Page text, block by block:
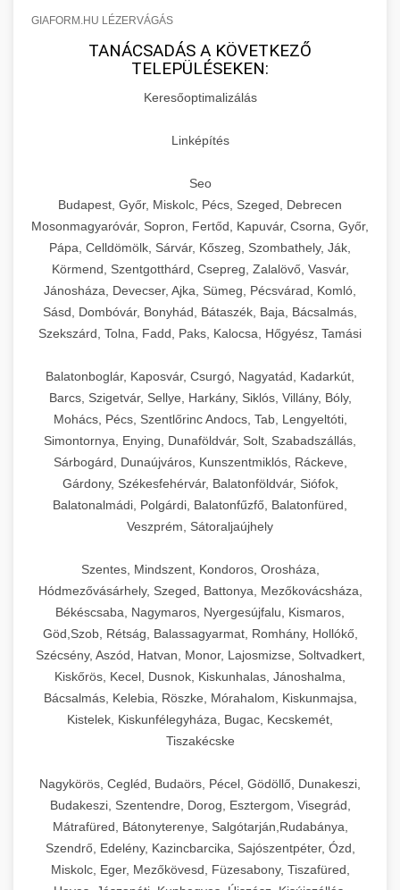
GIAFORM.HU LÉZERVÁGÁS
TANÁCSADÁS A KÖVETKEZŐ
TELEPÜLÉSEKEN:
Keresőoptimalizálás
Linképítés
Seo
Budapest, Győr, Miskolc, Pécs, Szeged, Debrecen
Mosonmagyaróvár, Sopron, Fertőd, Kapuvár, Csorna, Győr,
Pápa, Celldömölk, Sárvár, Kőszeg, Szombathely, Ják,
Körmend, Szentgotthárd, Csepreg, Zalalövő, Vasvár,
Jánosháza, Devecser, Ajka, Sümeg, Pécsvárad, Komló,
Sásd, Dombóvár, Bonyhád, Bátaszék, Baja, Bácsalmás,
Szekszárd, Tolna, Fadd, Paks, Kalocsa, Hőgyész, Tamási
Balatonboglár, Kaposvár, Csurgó, Nagyatád, Kadarkút,
Barcs, Szigetvár, Sellye, Harkány, Siklós, Villány, Bóly,
Mohács, Pécs, Szentlőrinc Andocs, Tab, Lengyeltóti,
Simontornya, Enying, Dunaföldvár, Solt, Szabadszállás,
Sárbogárd, Dunaújváros, Kunszentmiklós, Ráckeve,
Gárdony, Székesfehérvár, Balatonföldvár, Siófok,
Balatonalmádi, Polgárdi, Balatonfűzfő, Balatonfüred,
Veszprém, Sátoraljaújhely
Szentes, Mindszent, Kondoros, Orosháza,
Hódmezővásárhely, Szeged, Battonya, Mezőkovácsháza,
Békéscsaba, Nagymaros, Nyergesújfalu, Kismaros,
Göd,Szob, Rétság, Balassagyarmat, Romhány, Hollókő,
Szécsény, Aszód, Hatvan, Monor, Lajosmizse, Soltvadkert,
Kiskőrös, Kecel, Dusnok, Kiskunhalas, Jánoshalma,
Bácsalmás, Kelebia, Röszke, Mórahalom, Kiskunmajsa,
Kistelek, Kiskunfélegyháza, Bugac, Kecskemét,
Tiszakécske
Nagykörös, Cegléd, Budaörs, Pécel, Gödöllő, Dunakeszi,
Budakeszi, Szentendre, Dorog, Esztergom, Visegrád,
Mátrafüred, Bátonyterenye, Salgótarján,Rudabánya,
Szendrő, Edelény, Kazincbarcika, Sajószentpéter, Ózd,
Miskolc, Eger, Mezőkövesd, Füzesabony, Tiszafüred,